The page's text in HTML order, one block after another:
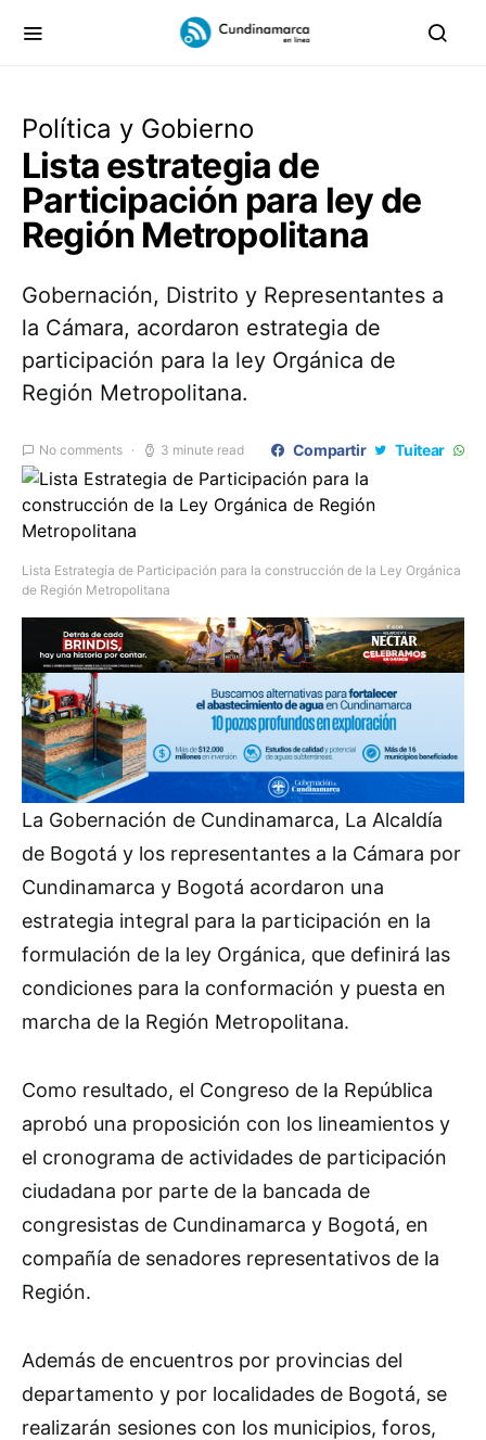
Política y Gobierno
Lista estrategia de
Participación para ley de
Región Metropolitana
Gobernación, Distrito y Representantes a
la Cámara, acordaron estrategia de
participación para la ley Orgánica de
Región Metropolitana.
No comments 3 minute read Compartir Tuitear
Lista Estrategia de Participación para la construcción de la Ley Orgánica
de Región Metropolitana
La Gobernación de Cundinamarca, La Alcaldía
de Bogotá y los representantes a la Cámara por
Cundinamarca y Bogotá acordaron una
estrategia integral para la participación en la
formulación de la ley Orgánica, que definirá las
condiciones para la conformación y puesta en
marcha de la Región Metropolitana.
Como resultado, el Congreso de la República
aprobó una proposición con los lineamientos y
el cronograma de actividades de participación
ciudadana por parte de la bancada de
congresistas de Cundinamarca y Bogotá, en
compañía de senadores representativos de la
Región.
Además de encuentros por provincias del
departamento y por localidades de Bogotá, se
realizarán sesiones con los municipios, foros,